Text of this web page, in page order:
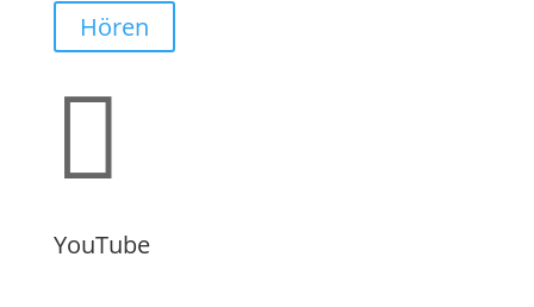
Hören

YouTube